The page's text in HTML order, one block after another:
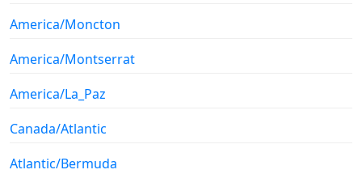
America/Moncton
America/Montserrat
America/La_Paz
Canada/Atlantic
Atlantic/Bermuda